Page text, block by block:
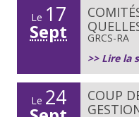
Le 17
Sept
GRCS-RA
>> Lire la
Le 24
COUP